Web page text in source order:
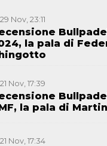
29 Nov, 23:11
la pala di
21 Nov, 17:39
la pala di
21 Nov, 17:34